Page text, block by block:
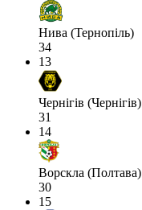
Нива (Тернопіль)
34
13
Чернігів (Чернігів)
31
14
Ворскла (Полтава)
30
15